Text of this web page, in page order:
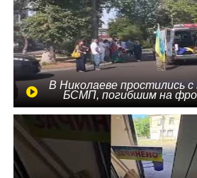
В Николаеве простились с
БСМП, погибшим на